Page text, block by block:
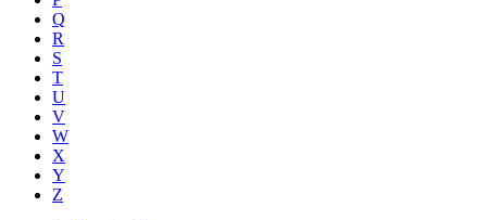
Q
R
S
T
U
V
W
X
Y
Z